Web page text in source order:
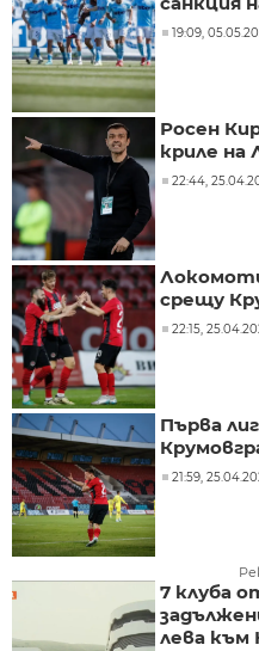
19:09,
Росен
криле на
22:44,
срещу
22:15,
Първа
21:59,
7 клуба
лева към